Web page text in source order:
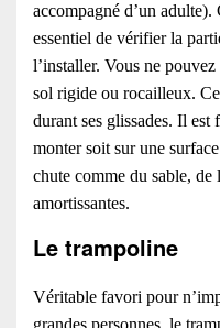
accompagné d’un
essentiel de vérifier la
l’installer. Vous ne
sol rigide ou rocailleux.
durant ses glissades. Il est
monter soit sur une
chute comme du sable, de
amortissantes.
Le trampoline
Véritable favori pour
grandes personnes, le